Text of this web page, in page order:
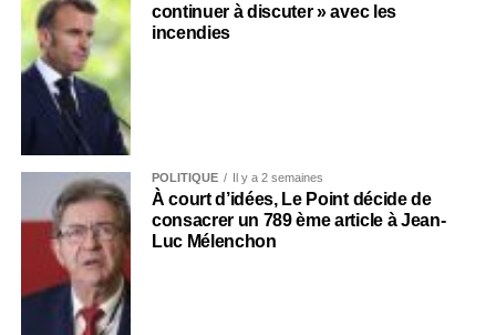
continuer à discuter » avec les
incendies
POLITIQUE Il y a 2 semaines
À court d’idées, Le Point décide de
consacrer un 789 ème article à Jean-
Luc Mélenchon